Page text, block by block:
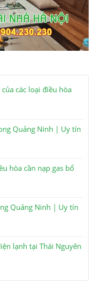
các loại điều hòa
Quảng Ninh | Uy tín
hòa cần nạp gas bổ
Quảng Ninh | Uy tín
lạnh tại Thái Nguyên